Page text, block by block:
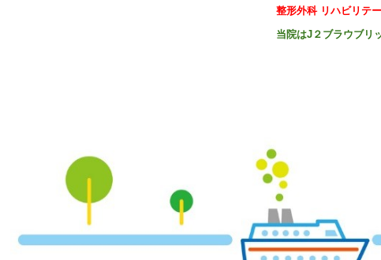
整形外科 リハビリテ
当院はJ２ブラウブリ